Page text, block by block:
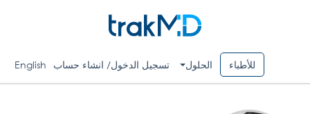
للأطباء الحلول تسجيل الدخول/ انشاء حساب English